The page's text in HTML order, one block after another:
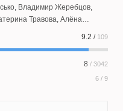
, Владимир Жеребцов,
Травова, Алёна
9.2 / 109
8 / 3042
6 / 9